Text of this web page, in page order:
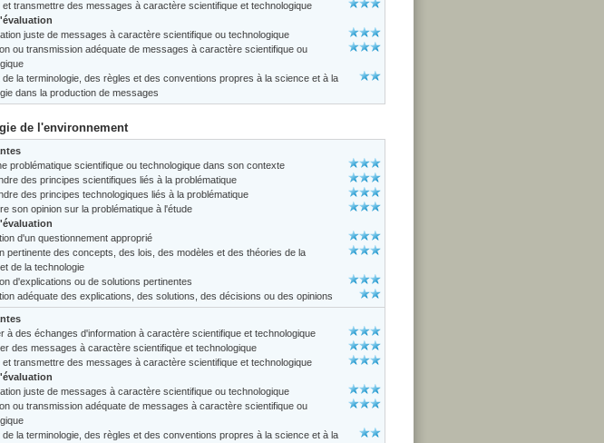
et transmettre des messages à caractère scientifique et technologique
juste de messages à caractère scientifique ou technologique
ou transmission adéquate de messages à caractère scientifique ou
de la terminologie, des règles et des conventions propres à la science et à la
dans la production de messages
de l'environnement
problématique scientifique ou technologique dans son contexte
des principes scientifiques liés à la problématique
des principes technologiques liés à la problématique
son opinion sur la problématique à l'étude
d'un questionnement approprié
pertinente des concepts, des lois, des modèles et des théories de la
de la technologie
d'explications ou de solutions pertinentes
adéquate des explications, des solutions, des décisions ou des opinions
à des échanges d'information à caractère scientifique et technologique
des messages à caractère scientifique et technologique
et transmettre des messages à caractère scientifique et technologique
juste de messages à caractère scientifique ou technologique
ou transmission adéquate de messages à caractère scientifique ou
de la terminologie, des règles et des conventions propres à la science et à la